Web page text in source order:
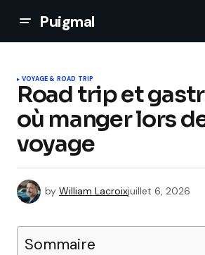
Puigmal
VOYAGE & ROAD TRIP
Road trip et
où manger lors
voyage
by William Lacroixjuillet 6, 2026
Sommaire